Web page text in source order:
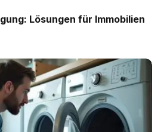
Lösungen für Immobilien